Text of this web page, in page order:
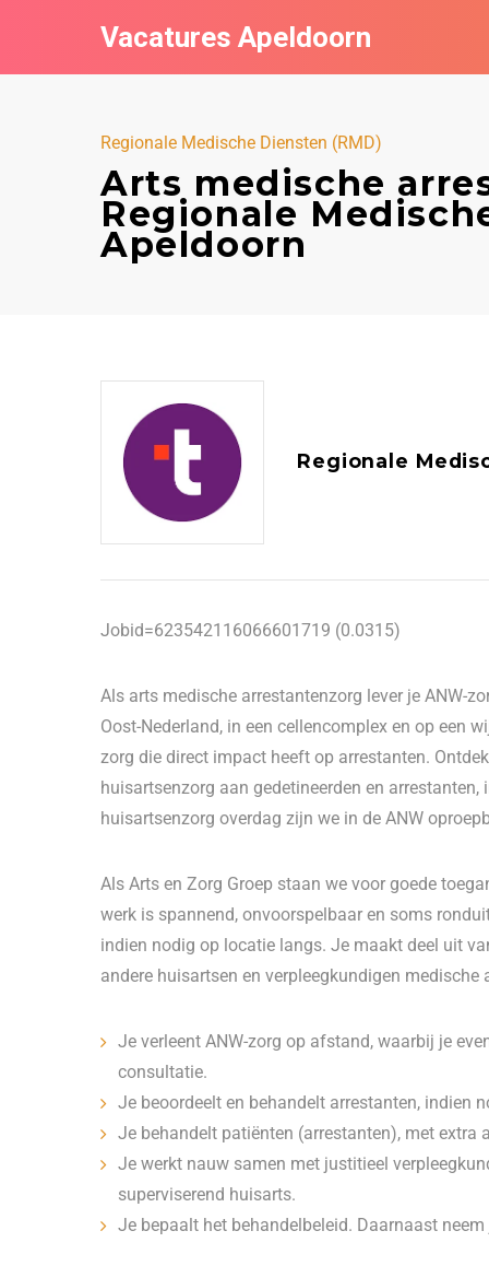
Vacatures Apeldoorn
Regionale Medische Diensten (RMD)
Arts medische
Regionale
Apeldoorn
Regionale
Jobid=623542116066601719 (0.0315)
Als arts medische arrestantenzorg lever je ANW-
Oost-Nederland, in een cellencomplex en op een
zorg die direct impact heeft op arrestanten.
huisartsenzorg aan gedetineerden en
huisartsenzorg overdag zijn we in de ANW
Als Arts en Zorg Groep staan we voor goede
werk is spannend, onvoorspelbaar en soms
indien nodig op locatie langs. Je maakt deel uit
andere huisartsen en verpleegkundigen
Je verleent ANW-zorg op afstand, waarbij je
consultatie.
Je beoordeelt en behandelt arrestanten, indien
Je behandelt patiënten (arrestanten), met
Je werkt nauw samen met justitieel
superviserend huisarts.
Je bepaalt het behandelbeleid. Daarnaast